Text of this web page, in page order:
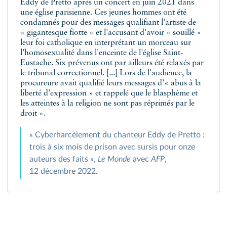
Eddy de Pretto après un concert en juin 2021 dans
une église parisienne. Ces jeunes hommes ont été
condamnés pour des messages qualifiant l'artiste de
« gigantesque fiotte » et l'accusant d'avoir « souillé »
leur foi catholique en interprétant un morceau sur
l'homosexualité dans l'enceinte de l'église Saint-
Eustache. Six prévenus ont par ailleurs été relaxés par
le tribunal correctionnel. [...] Lors de l'audience, la
procureure avait qualifié leurs messages d'« abus à la
liberté d'expression » et rappelé que le blasphème et
les atteintes à la religion ne sont pas réprimés par le
droit ».
« Cyberharcèlement du chanteur Eddy de Pretto :
trois à six mois de prison avec sursis pour onze
auteurs des faits », Le Monde avec AFP,
12 décembre 2022.